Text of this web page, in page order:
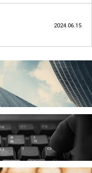
2024.06.15